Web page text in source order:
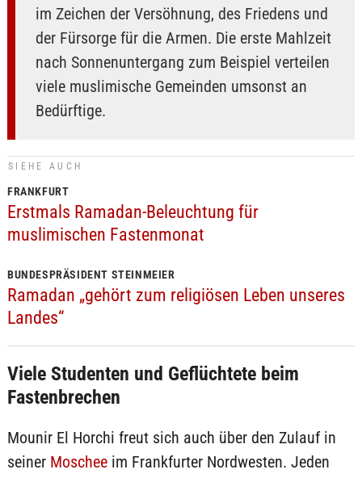
im Zeichen der Versöhnung, des Friedens und
der Fürsorge für die Armen. Die erste Mahlzeit
nach Sonnenuntergang zum Beispiel verteilen
viele muslimische Gemeinden umsonst an
Bedürftige.
SIEHE AUCH
FRANKFURT
Erstmals Ramadan-Beleuchtung für
muslimischen Fastenmonat
BUNDESPRÄSIDENT STEINMEIER
Ramadan „gehört zum religiösen Leben unseres
Landes“
Viele Studenten und Geflüchtete beim
Fastenbrechen
Mounir El Horchi freut sich auch über den Zulauf in
seiner Moscheeim Frankfurter Nordwesten. Jeden